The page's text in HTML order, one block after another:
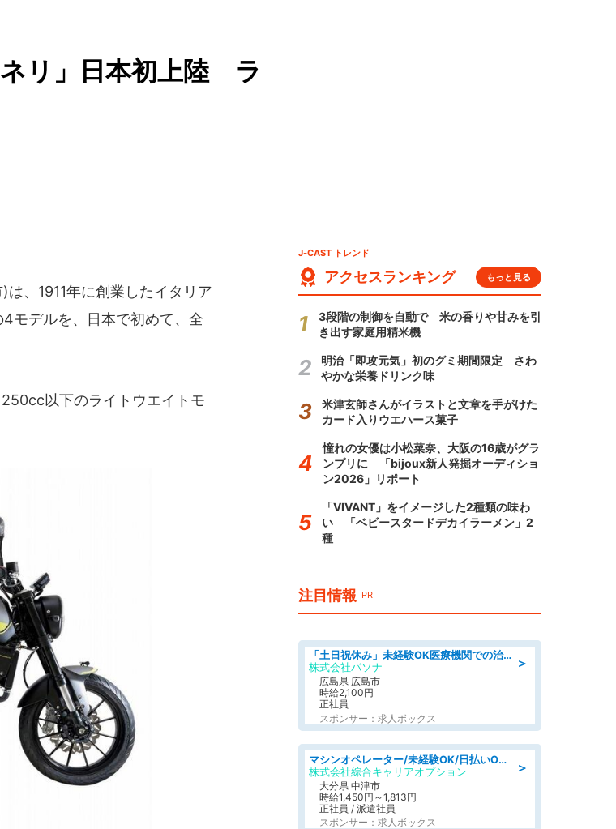
リ」日本初上陸 ラ
、1911年に創業したイタリア
モデルを、日本で初めて、全
以下のライトウエイトモ
J-CAST トレンド
アクセスランキング もっと見る
3段階の制御を自動で 米の香りや甘みを引
き出す家庭用精米機
明治「即攻元気」初のグミ期間限定 さわ
やかな栄養ドリンク味
米津玄師さんがイラストと文章を手がけた
カード入りウエハース菓子
憧れの女優は小松菜奈、大阪の16歳がグラ
ンプリに 「bijoux新人発掘オーディショ
ン2026」リポート
「VIVANT」をイメージした2種類の味わ
い 「ベビースタードデカイラーメン」2
種
注目情報 PR
＞
「土日祝休み」未経験OK医療機関での治験コーディネーターのお仕事
株式会社パソナ
広島県 広島市
時給2,100円
正社員
スポンサー：求人ボックス
＞
マシンオペレーター/未経験OK/日払いOK/交替制/20・30・40代活躍中/製造 工場
株式会社綜合キャリアオプション
大分県 中津市
時給1,450円～1,813円
正社員 / 派遣社員
スポンサー：求人ボックス